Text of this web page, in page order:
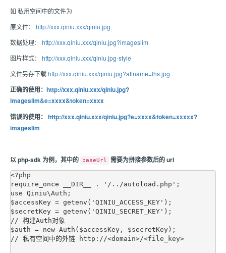
如 私用空间中的文件为
原文件： http://xxx.qiniu.xxx/qiniu.jpg
数据处理： http://xxx.qiniu.xxx/qiniu.jpg?imageslim
图片样式： http://xxx.qiniu.xxx/qiniu.jpg-style
文件另存下载http://xxx.qiniu.xxx/qiniu.jpg?attname=lhs.jpg
正确的使用： http://xxx.qiniu.xxx/qiniu.jpg?
imageslim&e=xxxx&token=xxxx
错误的使用： http://xxx.qiniu.xxx/qiniu.jpg?e=xxxx&token=xxxxx?
imageslim
以 php-sdk 为例，其中的 baseUrl 需要为拼接参数后的 url
<?php
require_once __DIR__ . '/../autoload.php';
use Qiniu\Auth;
$accessKey = getenv('QINIU_ACCESS_KEY');
$secretKey = getenv('QINIU_SECRET_KEY');
// 构建Auth对象
$auth = new Auth($accessKey, $secretKey);
// 私有空间中的外链 http://<domain>/<file_key>